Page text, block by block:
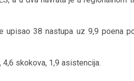
upisao 38 nastupa uz 9,9 poena
skokova, 1,9 asistencija.